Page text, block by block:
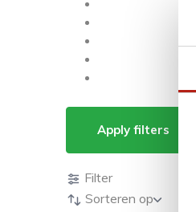
Apply filters
Filter
Sorteren op